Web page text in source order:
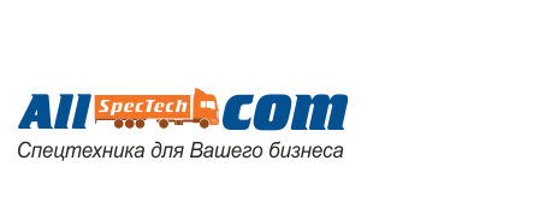
Редакция сайта
Контакты